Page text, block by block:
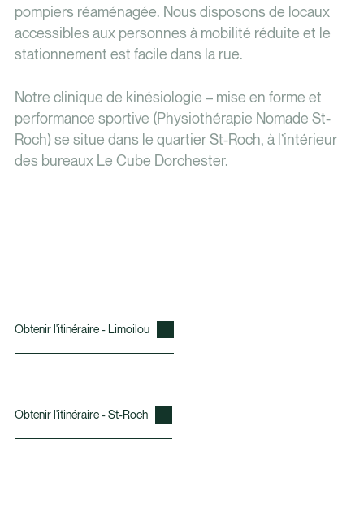
pompiers réaménagée. Nous disposons de locaux
accessibles aux personnes à mobilité réduite et le
stationnement est facile dans la rue.
Notre clinique de kinésiologie – mise en forme et
performance sportive (Physiothérapie Nomade St-
Roch) se situe dans le quartier St-Roch, à l’intérieur
des bureaux Le Cube Dorchester.
Obtenir l'itinéraire - Limoilou
Obtenir l'itinéraire - St-Roch